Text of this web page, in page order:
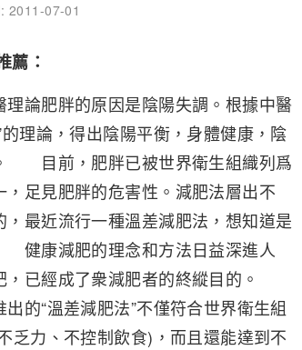
2011-07-01
薦：
論肥胖的原因是陰陽失調。根據中醫
理論，得出陰陽平衡，身體健康，陰
目前，肥胖已被世界衛生組織列爲
足見肥胖的危害性。減肥法層出不
最近流行一種溫差減肥法，想知道是
康減肥的理念和方法日益深進人
，已經成了衆減肥者的終縱目的。
的“溫差減肥法”不僅符合世界衛生組
乏力、不控制飲食)，而且還能達到不